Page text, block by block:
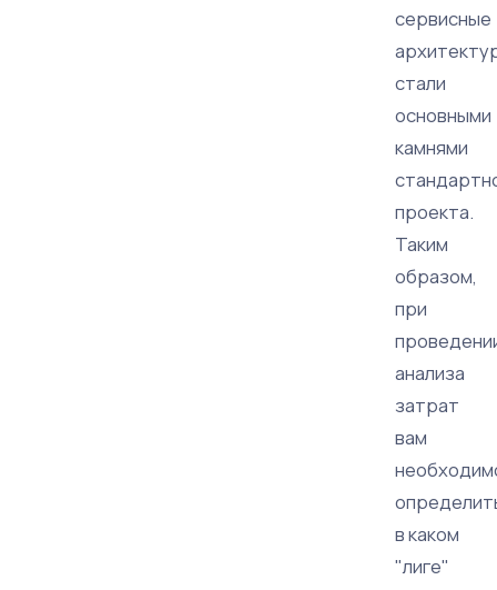
сервисные
стали
основными
камнями
проекта.
Таким
образом,
при
анализа
затрат
вам
в каком
"лигe"